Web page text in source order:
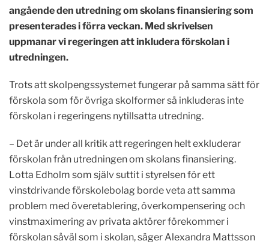
angående den utredning om skolans finansiering som
presenterades i förra veckan. Med skrivelsen
uppmanar vi regeringen att inkludera förskolan i
utredningen.
Trots att skolpengssystemet fungerar på samma sätt för
förskola som för övriga skolformer så inkluderas inte
förskolan i regeringens nytillsatta utredning.
– Det är under all kritik att regeringen helt exkluderar
förskolan från utredningen om skolans finansiering.
Lotta Edholm som själv suttit i styrelsen för ett
vinstdrivande förskolebolag borde veta att samma
problem med överetablering, överkompensering och
vinstmaximering av privata aktörer förekommer i
förskolan såväl som i skolan, säger Alexandra Mattsson